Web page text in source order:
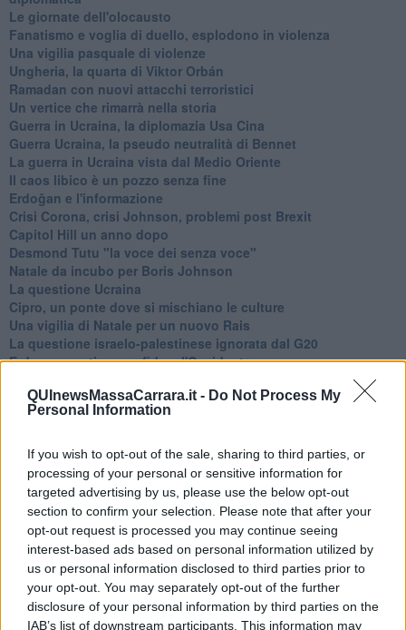
QUInewsMassaCarrara.it - Do Not Process My
Personal Information
If you wish to opt-out of the sale, sharing to third parties, or
processing of your personal or sensitive information for
targeted advertising by us, please use the below opt-out
section to confirm your selection. Please note that after your
opt-out request is processed you may continue seeing
interest-based ads based on personal information utilized by
us or personal information disclosed to third parties prior to
your opt-out. You may separately opt-out of the further
disclosure of your personal information by third parties on the
IAB’s list of downstream participants. This information may
Le giornate dell'olocausto
Fanatismo e voglia di duello, esplodono in violenza
Una vigilia pasquale di violenze
Ungheria, la quarta di Viktor Orbán
Ramadan con nuovi attacchi terroristici
Un vertice che rimarrà nella storia
Guerra in Ucraina, la diplomazia Usa Cina
Guerra Ucraina, la pseudo neutralità di Bennet
La guerra in Ucraina vista dal Medio Oriente
​Il caos libico è un pozzo senza fine
Erdoğan e l'informazione
Crisi Corona, crisi Johnson, problemi post Brexit
Capitol Hill un anno dopo
Desmond Tutu "la voce dei senza voce"
Natale da incubo per Boris Johnson
La questione Ucraina
Cipro, un ponte dove si mischiano le culture
Una vigilia di Natale per un nuovo Rais
La questione israelo-palestinese ignorata dal G20
Erdogan continua a sfidare l'Occidente
Johnson, da Trump a Biden alla Brexit
L'AUKUS e il Quad
Papa Bergoglio vedrà Viktor Orbán
Bennet, un giorno in attesa di Biden
Il ritorno dei talebani
​La lenta agonia del Libano
Sudafrica, è allarme alimentare
Usa di nuovo al centro della geopolitica internazionale
L’appuntamento di Israele con il cambiamento
La farsa delle elezioni in Siria
In Medioriente non ci sono favole, solo realtà
Biden chiama ma Netanyahu non risponde